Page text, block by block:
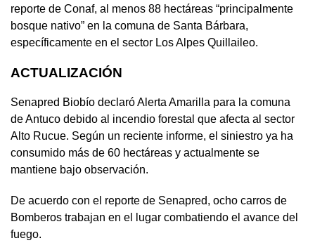
reporte de Conaf, al menos 88 hectáreas “principalmente
bosque nativo” en la comuna de Santa Bárbara,
específicamente en el sector Los Alpes Quillaileo.
ACTUALIZACIÓN
Senapred Biobío declaró Alerta Amarilla para la comuna
de Antuco debido al incendio forestal que afecta al sector
Alto Rucue. Según un reciente informe, el siniestro ya ha
consumido más de 60 hectáreas y actualmente se
mantiene bajo observación.
De acuerdo con el reporte de Senapred, ocho carros de
Bomberos trabajan en el lugar combatiendo el avance del
fuego.